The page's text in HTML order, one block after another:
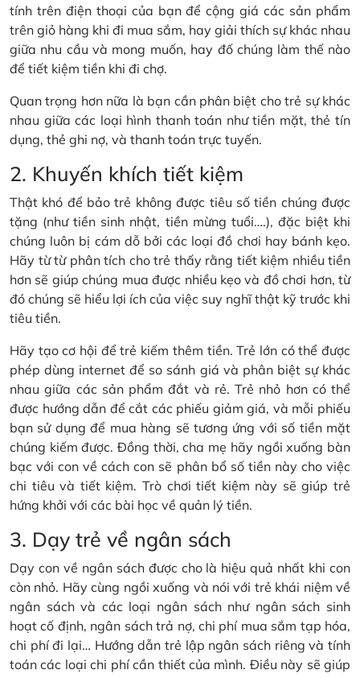
tính trên điện thoại của bạn để cộng giá các sản phẩm
trên giỏ hàng khi đi mua sắm, hay giải thích sự khác nhau
giữa nhu cầu và mong muốn, hay đố chúng làm thế nào
để tiết kiệm tiền khi đi chợ.
Quan trọng hơn nữa là bạn cần phân biệt cho trẻ sự khác
nhau giữa các loại hình thanh toán như tiền mặt, thẻ tín
dụng, thẻ ghi nợ, và thanh toán trực tuyến.
2. Khuyến khích tiết kiệm
Thật khó để bảo trẻ không được tiêu số tiền chúng được
tặng (như tiền sinh nhật, tiền mừng tuổi….), đặc biệt khi
chúng luôn bị cám dỗ bởi các loại đồ chơi hay bánh kẹo.
Hãy từ từ phân tích cho trẻ thấy rằng tiết kiệm nhiều tiền
hơn sẽ giúp chúng mua được nhiều kẹo và đồ chơi hơn, từ
đó chúng sẽ hiểu lợi ích của việc suy nghĩ thật kỹ trước khi
tiêu tiền.
Hãy tạo cơ hội để trẻ kiếm thêm tiền. Trẻ lớn có thể được
phép dùng internet để so sánh giá và phân biệt sự khác
nhau giữa các sản phẩm đắt và rẻ. Trẻ nhỏ hơn có thể
được hướng dẫn để cắt các phiếu giảm giá, và mỗi phiếu
bạn sử dụng để mua hàng sẽ tương ứng với số tiền mặt
chúng kiếm được. Đồng thời, cha mẹ hãy ngồi xuống bàn
bạc với con về cách con sẽ phân bổ số tiền này cho việc
chi tiêu và tiết kiệm. Trò chơi tiết kiệm này sẽ giúp trẻ
hứng khởi với các bài học về quản lý tiền.
3. Dạy trẻ về ngân sách
Dạy con về ngân sách được cho là hiệu quả nhất khi con
còn nhỏ. Hãy cùng ngồi xuống và nói với trẻ khái niệm về
ngân sách và các loại ngân sách như ngân sách sinh
hoạt cố định, ngân sách trả nợ, chi phí mua sắm tạp hóa,
chi phí đi lại… Hướng dẫn trẻ lập ngân sách riêng và tính
toán các loại chi phí cần thiết của mình. Điều này sẽ giúp